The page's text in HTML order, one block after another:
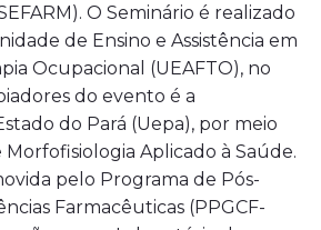
O Seminário é realizado
de Ensino e Assistência em
Ocupacional (UEAFTO), no
do evento é a
do Pará (Uepa), por meio
Aplicado à Saúde.
pelo Programa de Pós-
Farmacêuticas (PPGCF-